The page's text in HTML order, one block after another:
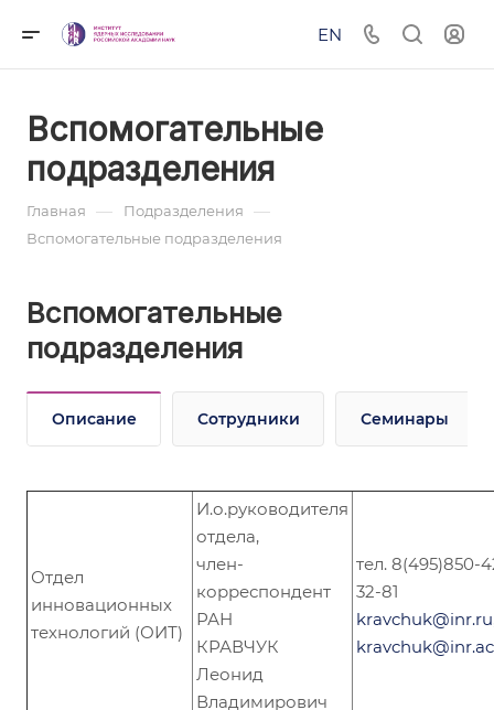
EN
Вспомогательные
подразделения
Главная — Подразделения —
Вспомогательные подразделения
Вспомогательные
подразделения
Описание Сотрудники Семинары
Отдел
инновационных
технологий (ОИТ)
И.о.руководителя
отдела,
член-
корреспондент
РАН
КРАВЧУК
Леонид
Владимирович
тел. 8(495)850-
32-81
kravchuk@inr.ru